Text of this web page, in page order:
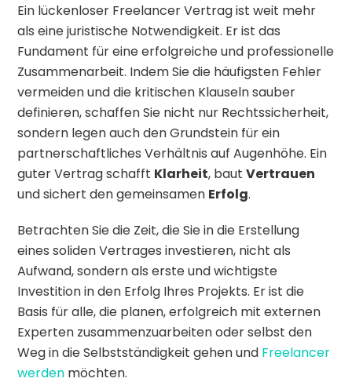
Ein lückenloser Freelancer Vertrag ist weit mehr
als eine juristische Notwendigkeit. Er ist das
Fundament für eine erfolgreiche und professionelle
Zusammenarbeit. Indem Sie die häufigsten Fehler
vermeiden und die kritischen Klauseln sauber
definieren, schaffen Sie nicht nur Rechtssicherheit,
sondern legen auch den Grundstein für ein
partnerschaftliches Verhältnis auf Augenhöhe. Ein
guter Vertrag schafft Klarheit, bautVertrauen
und sichert den gemeinsamen Erfolg.
Betrachten Sie die Zeit, die Sie in die Erstellung
eines soliden Vertrages investieren, nicht als
Aufwand, sondern als erste und wichtigste
Investition in den Erfolg Ihres Projekts. Er ist die
Basis für alle, die planen, erfolgreich mit externen
Experten zusammenzuarbeiten oder selbst den
Weg in die Selbstständigkeit gehen und Freelancer
werden möchten.